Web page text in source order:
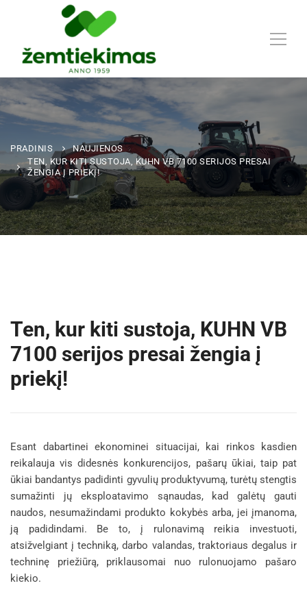
PRADINIS
NAUJIENOS
TEN, KUR KITI SUSTOJA, KUHN VB 7100 SERIJOS PRESAI
ŽENGIA Į PRIEKĮ!
Ten, kur kiti sustoja, KUHN VB
7100 serijos presai žengia į
priekį!
Esant dabartinei ekonominei situacijai, kai rinkos kasdien
reikalauja vis didesnės konkurencijos, pašarų ūkiai, taip pat
ūkiai bandantys padidinti gyvulių produktyvumą, turėtų stengtis
sumažinti jų eksploatavimo sąnaudas, kad galėtų gauti
naudos, nesumažindami produkto kokybės arba, jei įmanoma,
ją padidindami. Be to, į rulonavimą reikia investuoti,
atsižvelgiant į techniką, darbo valandas, traktoriaus degalus ir
techninę priežiūrą, priklausomai nuo rulonuojamo pašaro
kiekio.